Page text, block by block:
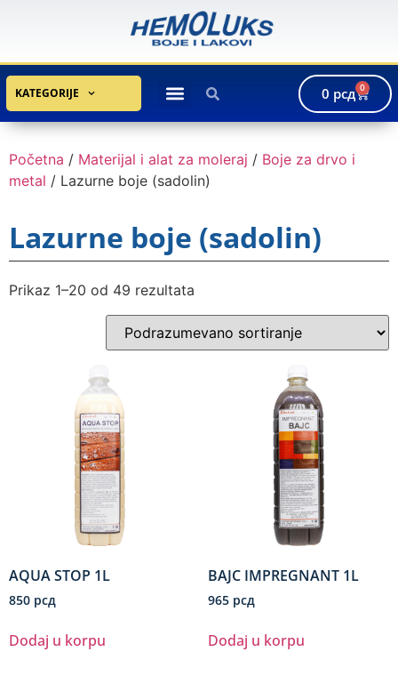
KATEGORIJE 0 рсд 0
Početna / Materijal i alat za moleraj / Boje za drvo i
metal / Lazurne boje (sadolin)
Lazurne boje (sadolin)
Prikaz 1–20 od 49 rezultata
AQUA STOP 1L
850 рсд
Dodaj u korpu
BAJC IMPREGNANT 1L
965 рсд
Dodaj u korpu